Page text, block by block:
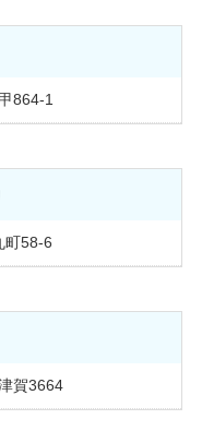
864-1
町58-6
賀3664